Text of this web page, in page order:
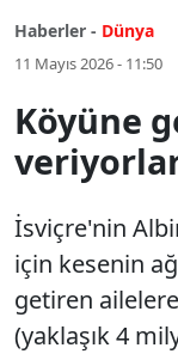
Haberler - Dünya
11 Mayıs 2026 - 11:50
Köyüne
İsviçre'nin
için kesenin
getiren
(yaklaşık 4